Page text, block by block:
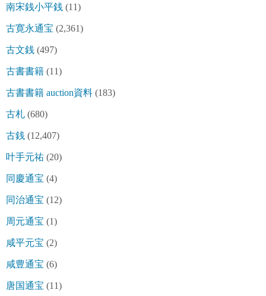
南宋銭小平銭 (11)
古寛永通宝 (2,361)
古文銭 (497)
古書書籍 (11)
古書書籍 auction資料 (183)
古札 (680)
古銭 (12,407)
叶手元祐 (20)
同慶通宝 (4)
同治通宝 (12)
周元通宝 (1)
咸平元宝 (2)
咸豊通宝 (6)
唐国通宝 (11)